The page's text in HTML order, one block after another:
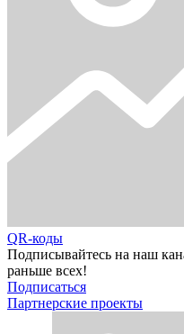
QR-коды
Подписывайтесь на наш
раньше всех!
Подписаться
Партнерские проекты